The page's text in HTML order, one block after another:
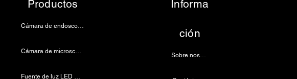
Productos
Cámara de endoscopia
Cámara de microscopio 4k
Fuente de luz LED médica
Informa
ción
Sobre nosotros